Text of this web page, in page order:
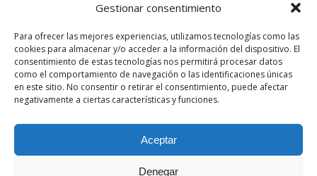
Gestionar consentimiento
Para ofrecer las mejores experiencias, utilizamos tecnologías como las
cookies para almacenar y/o acceder a la información del dispositivo. El
consentimiento de estas tecnologías nos permitirá procesar datos
como el comportamiento de navegación o las identificaciones únicas
en este sitio. No consentir o retirar el consentimiento, puede afectar
negativamente a ciertas características y funciones.
Aceptar
Denegar
Podcast de Medicina · by casiMedicos
Radio casiMedicos
. Los contenidos pertenecen a sus